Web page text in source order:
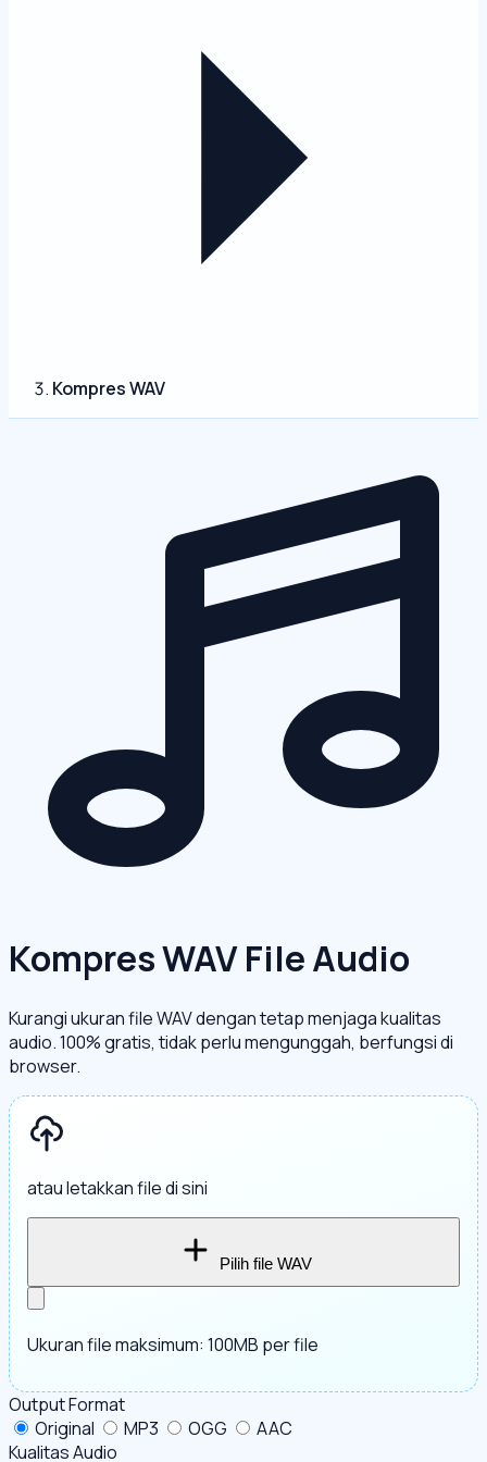
Kompres WAV
Kompres WAV File Audio
Kurangi ukuran file WAV dengan tetap menjaga kualitas
audio. 100% gratis, tidak perlu mengunggah, berfungsi di
browser.
atau letakkan file di sini
Pilih file WAV
Ukuran file maksimum: 100MB per file
Output Format
Original
MP3 OGG
AAC
Kualitas Audio